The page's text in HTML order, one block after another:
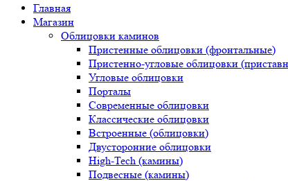
Главная
Магазин
Облицовки каминов
Пристенные облицовки (фронтальные)
Пристенно-угловые облицовки
Угловые облицовки
Порталы
Современные облицовки
Классические облицовки
Встроенные (облицовки)
Двусторонние облицовки
High-Tech (камины)
Подвесные (камины)